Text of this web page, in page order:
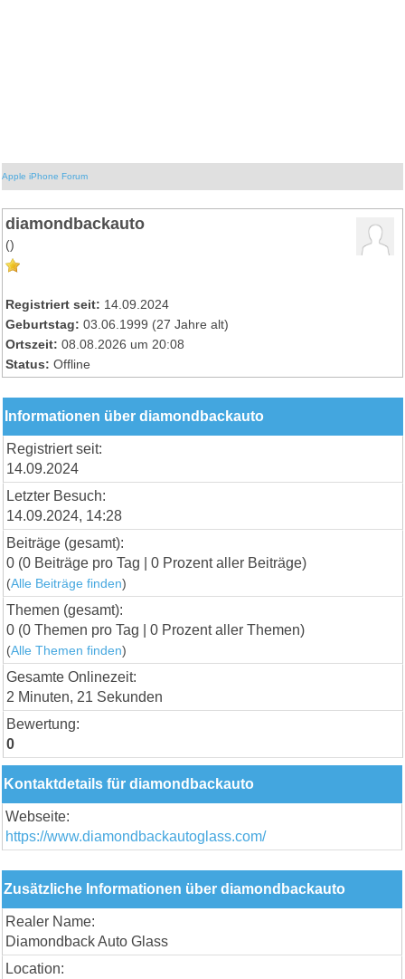
Apple iPhone Forum
diamondbackauto
()
Registriert seit: 14.09.2024
Geburtstag: 03.06.1999 (27 Jahre alt)
Ortszeit: 08.08.2026 um 20:08
Status: Offline
Informationen über diamondbackauto
Registriert seit:
14.09.2024
Letzter Besuch:
14.09.2024, 14:28
Beiträge (gesamt):
0 (0 Beiträge pro Tag | 0 Prozent aller Beiträge)
(Alle Beiträge finden)
Themen (gesamt):
0 (0 Themen pro Tag | 0 Prozent aller Themen)
(Alle Themen finden)
Gesamte Onlinezeit:
2 Minuten, 21 Sekunden
Bewertung:
0
Kontaktdetails für diamondbackauto
Webseite:
https://www.diamondbackautoglass.com/
Zusätzliche Informationen über diamondbackauto
Realer Name:
Diamondback Auto Glass
Location: